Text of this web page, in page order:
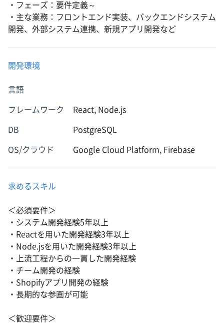
・フェーズ：要件定義～
・主な業務：フロントエンド実装、バックエンドシステム
開発、外部システム連携、新規アプリ開発など
開発環境
言語
フレームワーク React, Node.js
DB PostgreSQL
OS/クラウド Google Cloud Platform, Firebase
求めるスキル
＜必須要件＞
・システム開発経験5年以上
・Reactを用いた開発経験3年以上
・Node.jsを用いた開発経験3年以上
・上流工程からの一貫した開発経験
・チーム開発の経験
・Shopifyアプリ開発の経験
・長期的な参画が可能
＜歓迎要件＞